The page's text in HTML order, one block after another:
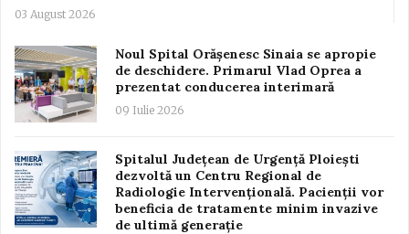
03 August 2026
Noul Spital Orășenesc Sinaia se apropie
de deschidere. Primarul Vlad Oprea a
prezentat conducerea interimară
09 Iulie 2026
Spitalul Județean de Urgență Ploiești
dezvoltă un Centru Regional de
Radiologie Intervențională. Pacienții vor
beneficia de tratamente minim invazive
de ultimă generație